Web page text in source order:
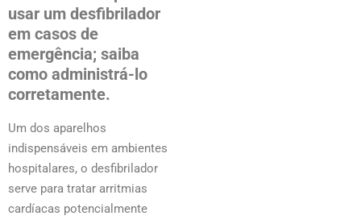
usar um desfibrilador
em casos de
emergência; saiba
como administrá-lo
corretamente.
Um dos aparelhos
indispensáveis em ambientes
hospitalares, o desfibrilador
serve para tratar arritmias
cardíacas potencialmente